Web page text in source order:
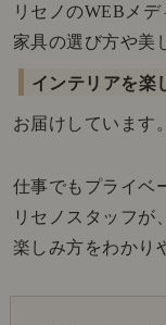
リセノのWEBメデ
家具の選び方や美
インテリアを楽
お届けしています。
仕事でもプライベ
リセノスタッフが
楽しみ方をわかり